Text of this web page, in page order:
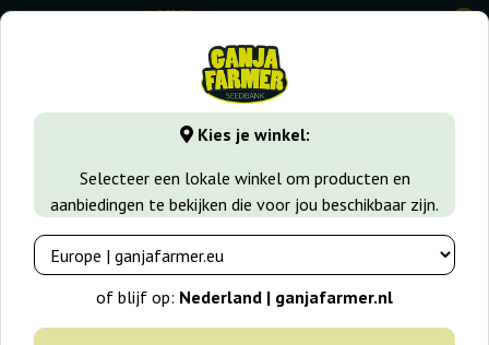
Kies je winkel:
Selecteer een lokale winkel om producten en
aanbiedingen te bekijken die voor jou beschikbaar zijn.
of blijf op: Nederland | ganjafarmer.nl
0
GanjaFarmer.nl Seedbanks G13 Labs Midnight Kush